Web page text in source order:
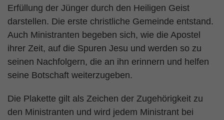
Erfüllung der Jünger durch den Heiligen Geist
darstellen. Die erste christliche Gemeinde entstand.
Auch Ministranten begeben sich, wie die Apostel
ihrer Zeit, auf die Spuren Jesu und werden so zu
seinen Nachfolgern, die an ihn erinnern und helfen
seine Botschaft weiterzugeben.
Die Plakette gilt als Zeichen der Zugehörigkeit zu
den Ministranten und wird jedem Ministrant bei